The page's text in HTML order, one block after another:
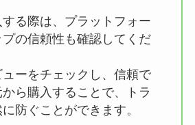
る際は、プラットフォー
の信頼性も確認してくだ
ーをチェックし、信頼で
ら購入することで、トラ
防ぐことができます。